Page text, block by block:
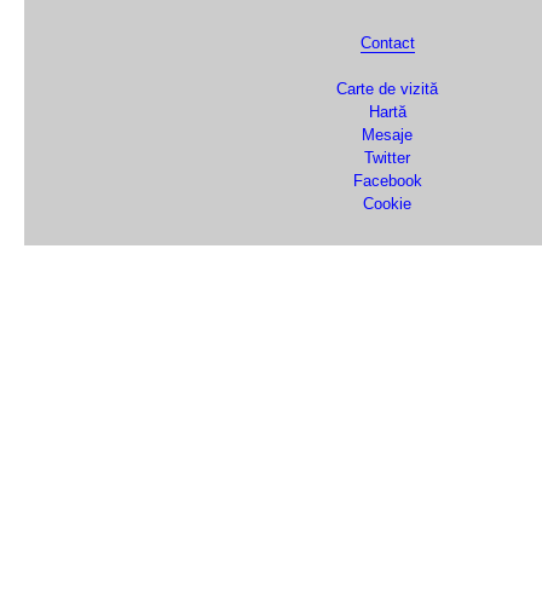
Contact
Carte de vizită
Hartă
Mesaje
Twitter
Facebook
Cookie